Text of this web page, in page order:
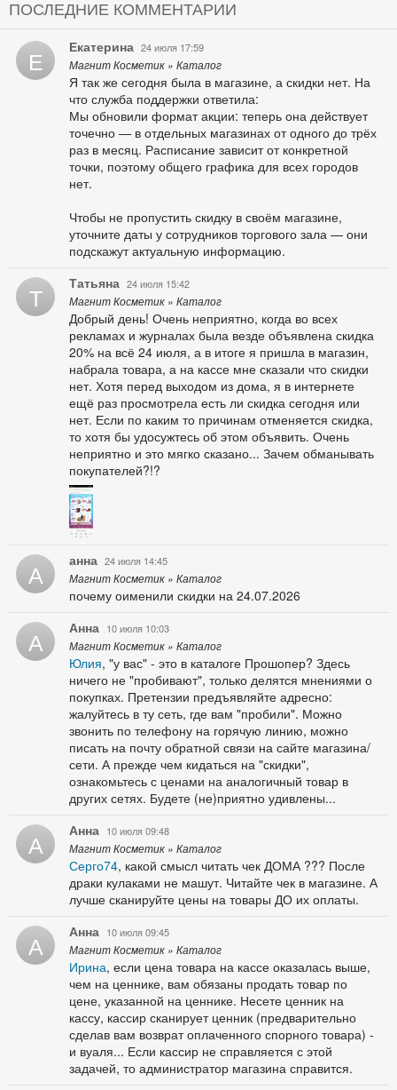
ПОСЛЕДНИЕ КОММЕНТАРИИ
Е Екатерина 24 июля 17:59
Магнит Косметик » Каталог
Я так же сегодня была в магазине, а скидки нет. На
что служба поддержки ответила:
Мы обновили формат акции: теперь она действует
точечно — в отдельных магазинах от одного до трёх
раз в месяц. Расписание зависит от конкретной
точки, поэтому общего графика для всех городов
нет.
Чтобы не пропустить скидку в своём магазине,
уточните даты у сотрудников торгового зала — они
подскажут актуальную информацию.
Т Татьяна 24 июля 15:42
Магнит Косметик » Каталог
Добрый день! Очень неприятно, когда во всех
рекламах и журналах была везде объявлена скидка
20% на всё 24 июля, а в итоге я пришла в магазин,
набрала товара, а на кассе мне сказали что скидки
нет. Хотя перед выходом из дома, я в интернете
ещё раз просмотрела есть ли скидка сегодня или
нет. Если по каким то причинам отменяется скидка,
то хотя бы удосужтесь об этом объявить. Очень
неприятно и это мягко сказано... Зачем обманывать
покупателей?!?
А анна 24 июля 14:45
Магнит Косметик » Каталог
почему оименили скидки на 24.07.2026
А Анна 10 июля 10:03
Магнит Косметик » Каталог
Юлия, "у вас" - это в каталоге Прошопер? Здесь
ничего не "пробивают", только делятся мнениями о
покупках. Претензии предъявляйте адресно:
жалуйтесь в ту сеть, где вам "пробили". Можно
звонить по телефону на горячую линию, можно
писать на почту обратной связи на сайте магазина/
сети. А прежде чем кидаться на "скидки",
ознакомьтесь с ценами на аналогичный товар в
других сетях. Будете (не)приятно удивлены...
А Анна 10 июля 09:48
Магнит Косметик » Каталог
Серго74, какой смысл читать чек ДОМА ??? После
драки кулаками не машут. Читайте чек в магазине. А
лучше сканируйте цены на товары ДО их оплаты.
А Анна 10 июля 09:45
Магнит Косметик » Каталог
Ирина, если цена товара на кассе оказалась выше,
чем на ценнике, вам обязаны продать товар по
цене, указанной на ценнике. Несете ценник на
кассу, кассир сканирует ценник (предварительно
сделав вам возврат оплаченного спорного товара) -
и вуаля... Если кассир не справляется с этой
задачей, то администратор магазина справится.